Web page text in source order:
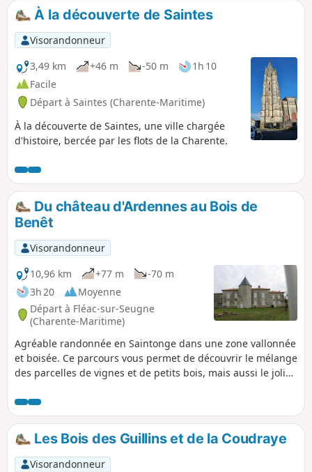
À la découverte de Saintes
Visorandonneur
3,49 km
+46 m -50 m
1h 10
Facile
Départ à Saintes (Charente-Maritime)
À la découverte de Saintes, une ville chargée
d'histoire, bercée par les flots de la Charente.
Du château d'Ardennes au Bois de
Benêt
Visorandonneur
10,96 km
+77 m
-70 m
3h 20
Moyenne
Départ à Fléac-sur-Seugne
(Charente-Maritime)
Agréable randonnée en Saintonge dans une zone vallonnée
et boisée. Ce parcours vous permet de découvrir le mélange
des parcelles de vignes et de petits bois, mais aussi le joli
bâtiments traditionnels.
Les Bois des Guillins et de la Coudraye
Visorandonneur